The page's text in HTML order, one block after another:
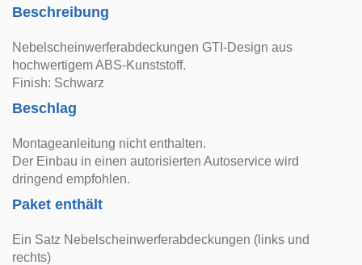
Beschreibung
Nebelscheinwerferabdeckungen GTI-Design aus
hochwertigem ABS-Kunststoff.
Finish: Schwarz
Beschlag
Montageanleitung nicht enthalten.
Der Einbau in einen autorisierten Autoservice wird
dringend empfohlen.
Paket enthält
Ein Satz Nebelscheinwerferabdeckungen (links und
rechts)